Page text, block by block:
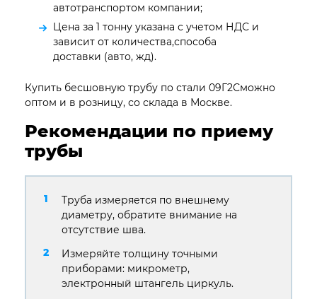
автотранспортом компании;
Цена за 1 тонну указана с учетом НДС и
зависит от количества,способа
доставки (авто, жд).
Купить бесшовную трубу по стали 09Г2Сможно
оптом и в розницу, со склада в Москве.
Рекомендации по приему
трубы
Труба измеряется по внешнему
диаметру, обратите внимание на
отсутствие шва.
Измеряйте толщину точными
приборами: микрометр,
электронный штангель циркуль.